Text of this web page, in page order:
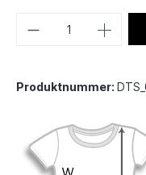
Produktnummer: